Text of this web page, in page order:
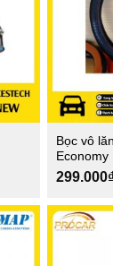
Bọc vô
Economy
299.000